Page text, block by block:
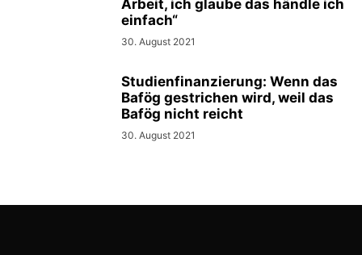
Arbeit, ich glaube das händle ich
einfach“
30. August 2021
Studienfinanzierung: Wenn das
Bafög gestrichen wird, weil das
Bafög nicht reicht
30. August 2021